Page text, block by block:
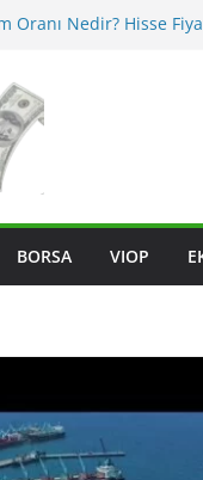
Oranı Nedir? Hisse
Değişiklikleri BIST
Değişiklikleri Hisseleri
Endeksleri Nedir?
BORSA VIOP